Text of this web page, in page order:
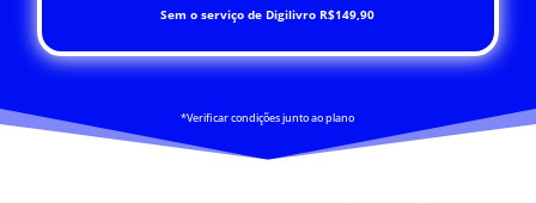
Sem o serviço de Digilivro R$149,90
*Verificar condições junto ao plano